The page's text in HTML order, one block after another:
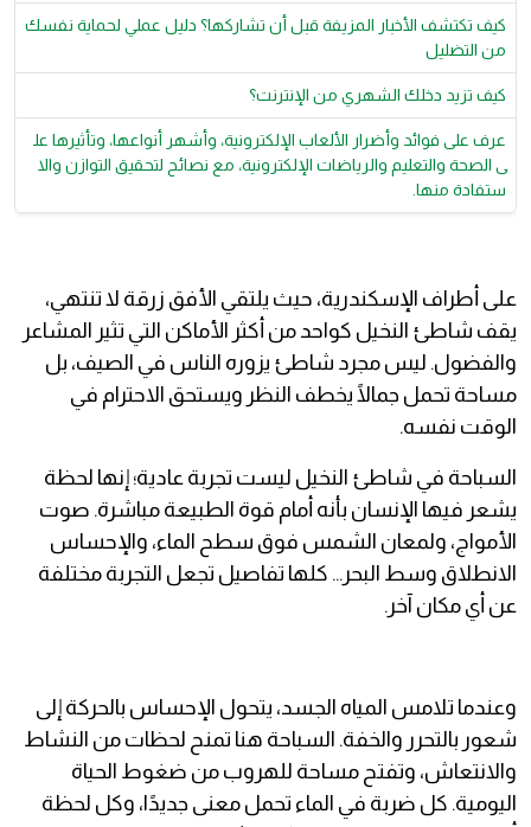
كيف تكتشف الأخبار المزيفة قبل أن تشاركها؟ دليل عملي لحماية نفسك
من التضليل
كيف تزيد دخلك الشهري من الإنترنت؟
عرف على فوائد وأضرار الألعاب الإلكترونية، وأشهر أنواعها، وتأثيرها عل
ى الصحة والتعليم والرياضات الإلكترونية، مع نصائح لتحقيق التوازن والا
ستفادة منها.
على أطراف الإسكندرية، حيث يلتقي الأفق زرقة لا تنتهي،
يقف شاطئ النخيل كواحد من أكثر الأماكن التي تثير المشاعر
والفضول. ليس مجرد شاطئ يزوره الناس في الصيف، بل
مساحة تحمل جمالًا يخطف النظر ويستحق الاحترام في
الوقت نفسه.
السباحة في شاطئ النخيل ليست تجربة عادية؛ إنها لحظة
يشعر فيها الإنسان بأنه أمام قوة الطبيعة مباشرة. صوت
الأمواج، ولمعان الشمس فوق سطح الماء، والإحساس
الانطلاق وسط البحر… كلها تفاصيل تجعل التجربة مختلفة
عن أي مكان آخر.
وعندما تلامس المياه الجسد، يتحول الإحساس بالحركة إلى
شعور بالتحرر والخفة. السباحة هنا تمنح لحظات من النشاط
والانتعاش، وتفتح مساحة للهروب من ضغوط الحياة
اليومية. كل ضربة في الماء تحمل معنى جديدًا، وكل لحظة